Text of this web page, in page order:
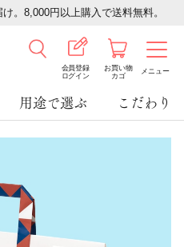
。8,000円以上購入で送料無料。
会員登録
ログイン
お買い物
カゴ
メニュー
用途で選ぶ こだわり